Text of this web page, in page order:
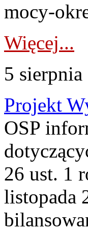
mocy-
Więcej...
5
Projekt
OSP
26 ust. 1
listopada